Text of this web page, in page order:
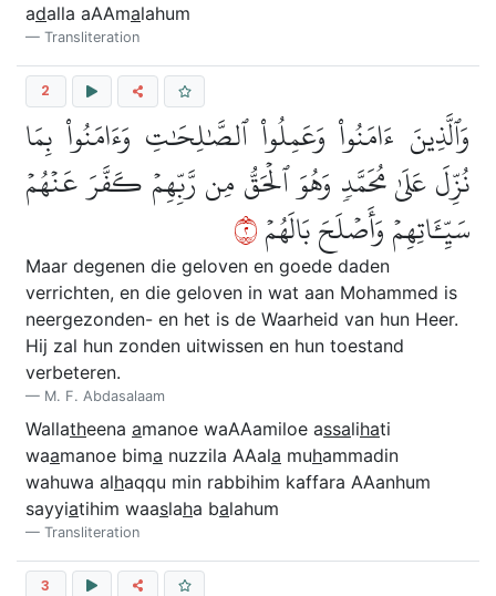
adalla aAAmalahum
Transliteration
2
وَٱلَّذِينَ ءَامَنُواْ وَعَمِلُواْ ٱلصَّٰلِحَٰتِ وَءَامَنُواْ بِمَا
نُزِّلَ عَلَىٰ مُحَمَّدٖ وَهُوَ ٱلۡحَقُّ مِن رَّبِّهِمۡ كَفَّرَ عَنۡهُمۡ
سَيِّـَٔاتِهِمۡ وَأَصۡلَحَ بَالَهُمۡ٢
Maar degenen die geloven en goede daden
verrichten, en die geloven in wat aan Mohammed is
neergezonden- en het is de Waarheid van hun Heer.
Hij zal hun zonden uitwissen en hun toestand
verbeteren.
M. F. Abdasalaam
Wallatheena amanoe waAAamiloe assalihati
waamanoe bima nuzzila AAala muhammadin
wahuwa alhaqqu min rabbihim kaffara AAanhum
sayyiatihim waaslaha balahum
Transliteration
3